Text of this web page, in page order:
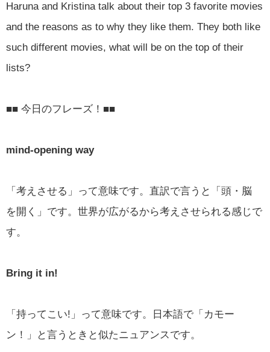
Haruna and Kristina talk about their top 3 favorite movies
and the reasons as to why they like them. They both like
such different movies, what will be on the top of their
lists?
■■ 今日のフレーズ！■■
mind-opening way
「考えさせる」って意味です。直訳で言うと「頭・脳
を開く」です。世界が広がるから考えさせられる感じで
す。
Bring it in!
「持ってこい!」って意味です。日本語で「カモー
ン！」と言うときと似たニュアンスです。